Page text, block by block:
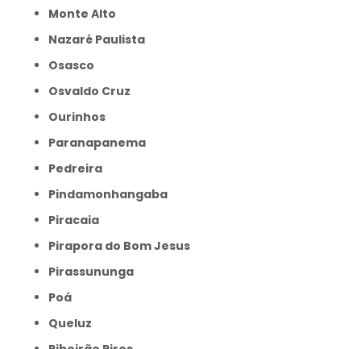
Monte Alto
Nazaré Paulista
Osasco
Osvaldo Cruz
Ourinhos
Paranapanema
Pedreira
Pindamonhangaba
Piracaia
Pirapora do Bom Jesus
Pirassununga
Poá
Queluz